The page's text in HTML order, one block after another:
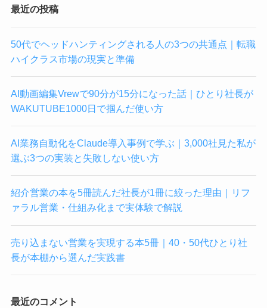
最近の投稿
50代でヘッドハンティングされる人の3つの共通点｜転職
ハイクラス市場の現実と準備
AI動画編集Vrewで90分が15分になった話｜ひとり社長が
WAKUTUBE1000日で掴んだ使い方
AI業務自動化をClaude導入事例で学ぶ｜3,000社見た私が
選ぶ3つの実装と失敗しない使い方
紹介営業の本を5冊読んだ社長が1冊に絞った理由｜リフ
ァラル営業・仕組み化まで実体験で解説
売り込まない営業を実現する本5冊｜40・50代ひとり社
長が本棚から選んだ実践書
最近のコメント